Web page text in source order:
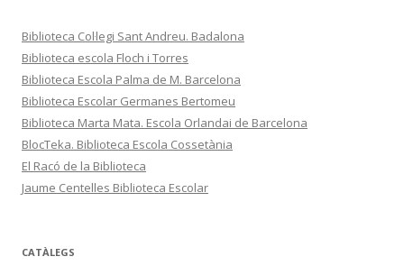
Biblioteca Col·legi Sant Andreu. Badalona
Biblioteca escola Floch i Torres
Biblioteca Escola Palma de M. Barcelona
Biblioteca Escolar Germanes Bertomeu
Biblioteca Marta Mata. Escola Orlandai de Barcelona
BlocTeka. Biblioteca Escola Cossetània
El Racó de la Biblioteca
Jaume Centelles Biblioteca Escolar
CATÀLEGS